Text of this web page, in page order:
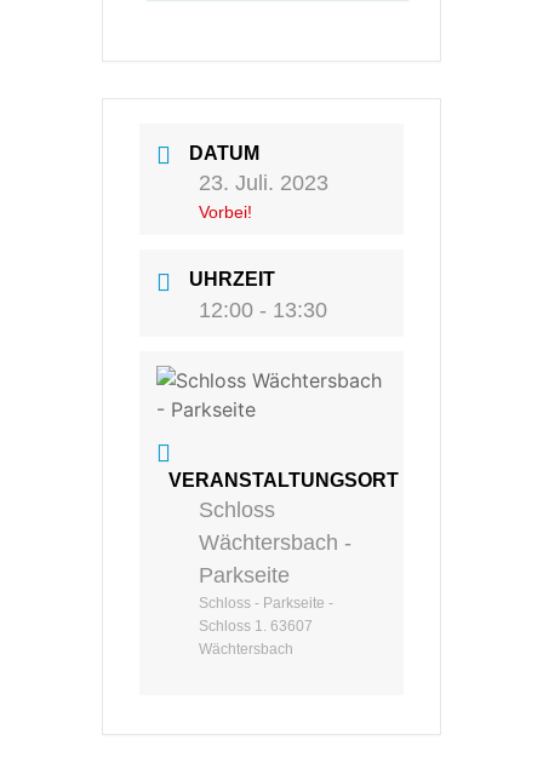
DATUM
23. Juli. 2023
Vorbei!
UHRZEIT
12:00 - 13:30
VERANSTALTUNGSORT
Schloss
Wächtersbach -
Parkseite
Schloss - Parkseite -
Schloss 1. 63607
Wächtersbach